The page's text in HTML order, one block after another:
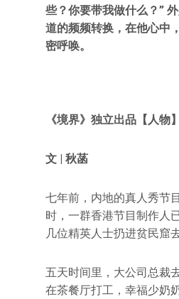
些？你要带我做什么？”
道的频频转换，在他心中
密呼唤。
《境界》独立出品【人物】
文 | 秋菡
七年前，内地的真人秀节
时，一群香港节目制作人
几位精英人士扔进贫民窟
五天时间里，大公司总裁
在茶餐厅打工，幸福少奶